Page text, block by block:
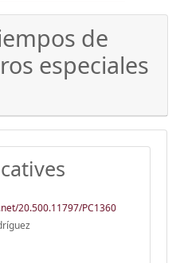
de
especiales
20.500.11797/PC1360